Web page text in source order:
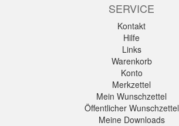
SERVICE
Kontakt
Hilfe
Links
Warenkorb
Konto
Merkzettel
Mein Wunschzettel
Öffentlicher Wunschzettel
Meine Downloads